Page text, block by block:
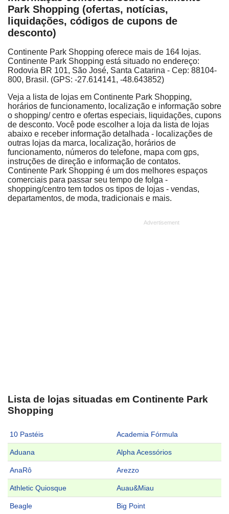
Park Shopping (ofertas, notícias,
liquidações, códigos de cupons de
desconto)
Continente Park Shopping oferece mais de 164 lojas.
Continente Park Shopping está situado no endereço:
Rodovia BR 101, São José, Santa Catarina - Cep: 88104-
800, Brasil. (GPS: -27.614141, -48.643852)
Veja a lista de lojas em Continente Park Shopping,
horários de funcionamento, localização e informação sobre
o shopping/ centro e ofertas especiais, liquidações, cupons
de desconto. Você pode escolher a loja da lista de lojas
abaixo e receber informação detalhada - localizações de
outras lojas da marca, localização, horários de
funcionamento, números do telefone, mapa com gps,
instruções de direção e informação de contatos.
Continente Park Shopping é um dos melhores espaços
comerciais para passar seu tempo de folga -
shopping/centro tem todos os tipos de lojas - vendas,
departamentos, de moda, tradicionais e mais.
Lista de lojas situadas em Continente Park
Shopping
10 Pastéis Academia Fórmula
Aduana Alpha Acessórios
AnaRô Arezzo
Athletic Quiosque Auau&Miau
Beagle Big Point